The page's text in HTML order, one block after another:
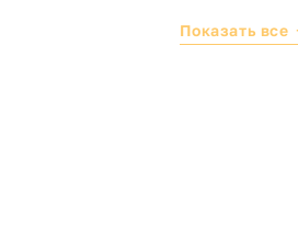
Показать все